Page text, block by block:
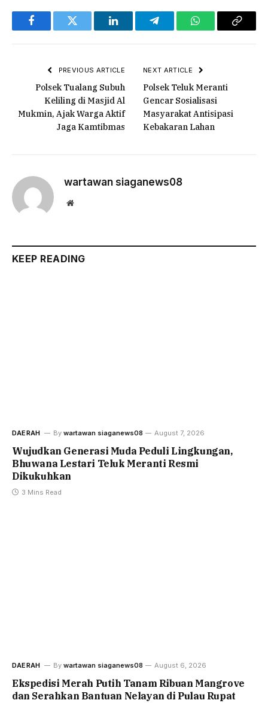
FacebookTwitter LinkedInTelegramWhatsAppCopy
PREVIOUS ARTICLE
Polsek Tualang Subuh
Keliling di Masjid Al
Mukmin, Ajak Warga Aktif
Jaga Kamtibmas
NEXT ARTICLE
Polsek Teluk Meranti
Gencar Sosialisasi
Masyarakat Antisipasi
Kebakaran Lahan
wartawan siaganews08
Website
KEEP READING
DAERAH By wartawan siaganews08 August 7, 2026
Wujudkan Generasi Muda Peduli Lingkungan,
Bhuwana Lestari Teluk Meranti Resmi
Dikukuhkan
3 Mins Read
DAERAH By wartawan siaganews08 August 6, 2026
Ekspedisi Merah Putih Tanam Ribuan Mangrove
dan Serahkan Bantuan Nelayan di Pulau Rupat